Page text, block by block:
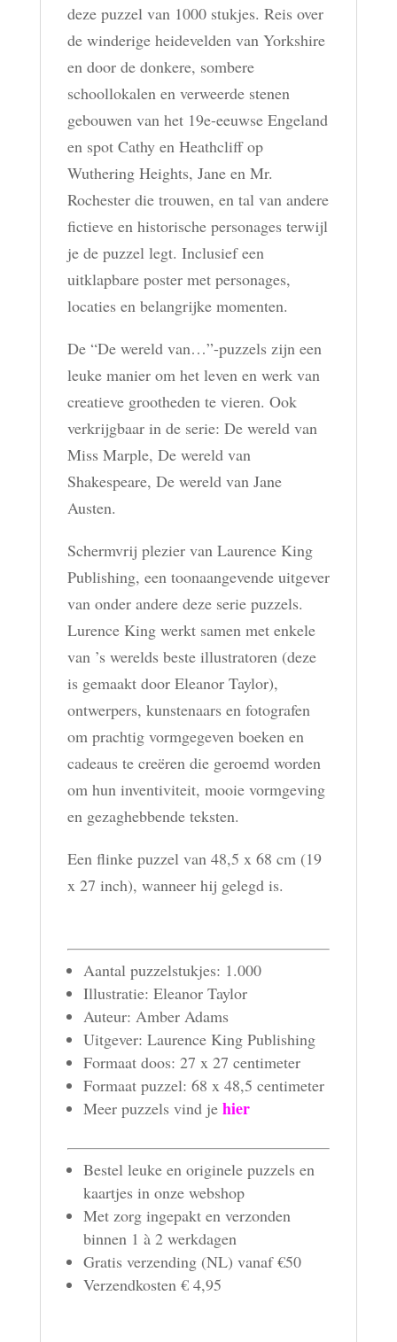
deze puzzel van 1000 stukjes. Reis over
de winderige heidevelden van Yorkshire
en door de donkere, sombere
schoollokalen en verweerde stenen
gebouwen van het 19e-eeuwse Engeland
en spot Cathy en Heathcliff op
Wuthering Heights, Jane en Mr.
Rochester die trouwen, en tal van andere
fictieve en historische personages terwijl
je de puzzel legt. Inclusief een
uitklapbare poster met personages,
locaties en belangrijke momenten.
De “De wereld van…”-puzzels zijn een
leuke manier om het leven en werk van
creatieve grootheden te vieren. Ook
verkrijgbaar in de serie: De wereld van
Miss Marple, De wereld van
Shakespeare, De wereld van Jane
Austen.
Schermvrij plezier van Laurence King
Publishing, een toonaangevende uitgever
van onder andere deze serie puzzels.
Lurence King werkt samen met enkele
van ’s werelds beste illustratoren (deze
is gemaakt door Eleanor Taylor),
ontwerpers, kunstenaars en fotografen
om prachtig vormgegeven boeken en
cadeaus te creëren die geroemd worden
om hun inventiviteit, mooie vormgeving
en gezaghebbende teksten.
Een flinke puzzel van 48,5 x 68 cm (19
x 27 inch), wanneer hij gelegd is.
Aantal puzzelstukjes: 1.000
Illustratie: Eleanor Taylor
Auteur: Amber Adams
Uitgever: Laurence King Publishing
Formaat doos: 27 x 27 centimeter
Formaat puzzel: 68 x 48,5 centimeter
Meer puzzels vind je hier
Bestel leuke en originele puzzels en
kaartjes in onze webshop
Met zorg ingepakt en verzonden
binnen 1 à 2 werkdagen
Gratis verzending (NL) vanaf €50
Verzendkosten € 4,95